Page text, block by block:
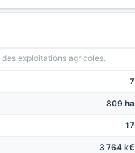
exploitations agricoles.
7
809 ha
17
3 764 k€